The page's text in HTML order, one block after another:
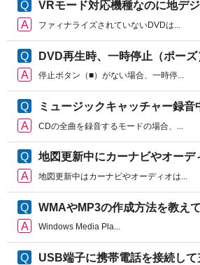
VRモード対応機種なのに地デ
ファィナライズされていないDVDは...
DVD再生時、一時停止（ポーズ
停止ボタン（■）がない場合、一時停...
ミュージックキャッチャー録音
CDの全曲を録音するモードの場合、...
地図更新中にカーナビやオーデ
地図更新中はカーナビやオーディオは...
WMAやMP3の作成方法を教え
Windows Media Pla...
USB端子に携帯電話を接続して